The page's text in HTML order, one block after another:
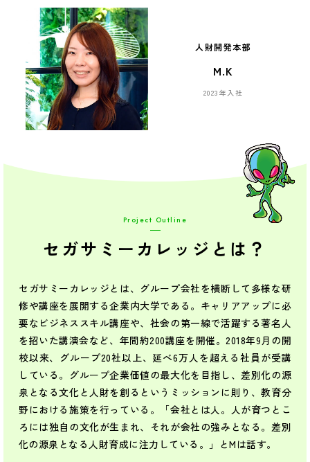
人財開発本部
M.K
2023年入社
Project Outline
セガサミーカレッジとは？
セガサミーカレッジとは、グループ会社を横断して多様な研
修や講座を展開する企業内大学である。キャリアアップに必
要なビジネススキル講座や、社会の第一線で活躍する著名人
を招いた講演会など、年間約200講座を開催。2018年9月の開
校以来、グループ20社以上、延べ6万人を超える社員が受講
している。グループ企業価値の最大化を目指し、差別化の源
泉となる文化と人財を創るというミッションに則り、教育分
野における施策を行っている。「会社とは人。人が育つとこ
ろには独自の文化が生まれ、それが会社の強みとなる。差別
化の源泉となる人財育成に注力している。」とMは話す。